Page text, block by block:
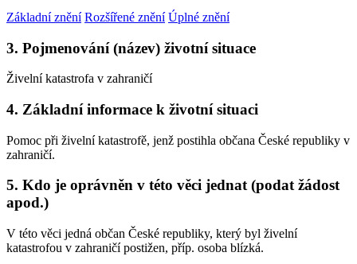
Základní znění Rozšířené znění Úplné znění
3. Pojmenování (název) životní situace
Živelní katastrofa v zahraničí
4. Základní informace k životní situaci
Pomoc při živelní katastrofě, jenž postihla občana České republiky v
zahraničí.
5. Kdo je oprávněn v této věci jednat (podat žádost
apod.)
V této věci jedná občan České republiky, který byl živelní
katastrofou v zahraničí postižen, příp. osoba blízká.